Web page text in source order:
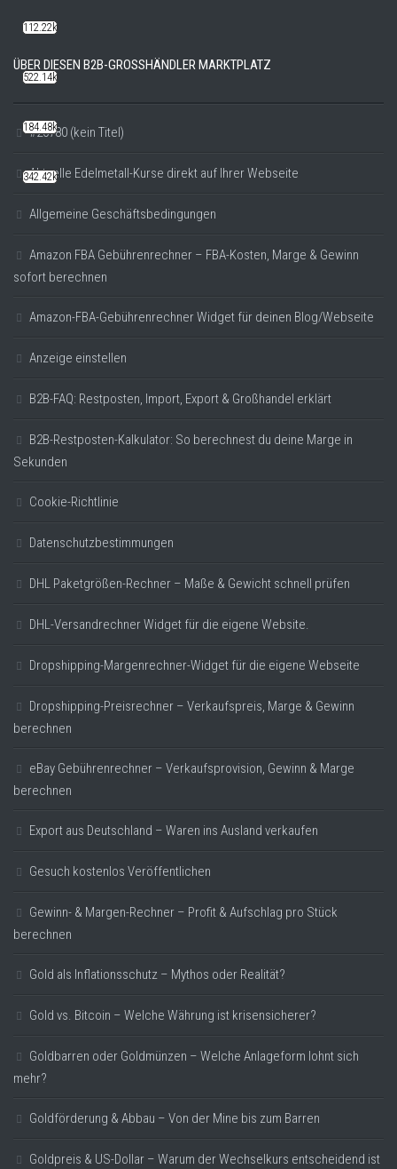
ÜBER DIESEN B2B-GROSSHÄNDLER MARKTPLATZ
#20780 (kein Titel)
Aktuelle Edelmetall-Kurse direkt auf Ihrer Webseite
Allgemeine Geschäftsbedingungen
Amazon FBA Gebührenrechner – FBA-Kosten, Marge & Gewinn
sofort berechnen
Amazon-FBA-Gebührenrechner Widget für deinen Blog/Webseite
Anzeige einstellen
B2B-FAQ: Restposten, Import, Export & Großhandel erklärt
B2B-Restposten-Kalkulator: So berechnest du deine Marge in
Sekunden
Cookie-Richtlinie
Datenschutzbestimmungen
DHL Paketgrößen-Rechner – Maße & Gewicht schnell prüfen
DHL-Versandrechner Widget für die eigene Website.
Dropshipping-Margenrechner-Widget für die eigene Webseite
Dropshipping-Preisrechner – Verkaufspreis, Marge & Gewinn
berechnen
eBay Gebührenrechner – Verkaufsprovision, Gewinn & Marge
berechnen
Export aus Deutschland – Waren ins Ausland verkaufen
Gesuch kostenlos Veröffentlichen
Gewinn- & Margen-Rechner – Profit & Aufschlag pro Stück
berechnen
Gold als Inflationsschutz – Mythos oder Realität?
Gold vs. Bitcoin – Welche Währung ist krisensicherer?
Goldbarren oder Goldmünzen – Welche Anlageform lohnt sich
mehr?
Goldförderung & Abbau – Von der Mine bis zum Barren
Goldpreis & US-Dollar – Warum der Wechselkurs entscheidend ist
112.22k
522.14k
184.48k
342.42k